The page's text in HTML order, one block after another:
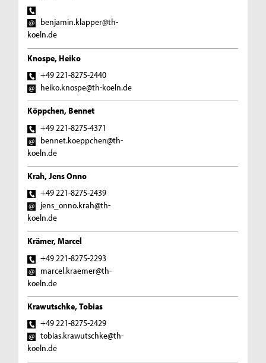
benjamin.klapper@th-
koeln.de
Knospe, Heiko
+49 221-8275-2440
heiko.knospe@th-koeln.de
Köppchen, Bennet
+49 221-8275-4371
bennet.koeppchen@th-
koeln.de
Krah, Jens Onno
+49 221-8275-2439
jens_onno.krah@th-
koeln.de
Krämer, Marcel
+49 221-8275-2293
marcel.kraemer@th-
koeln.de
Krawutschke, Tobias
+49 221-8275-2429
tobias.krawutschke@th-
koeln.de